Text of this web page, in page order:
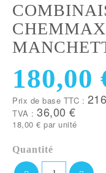
180,00
Prix de base TTC :
TVA : 36,00 €
18,00 € par unité
Quantité